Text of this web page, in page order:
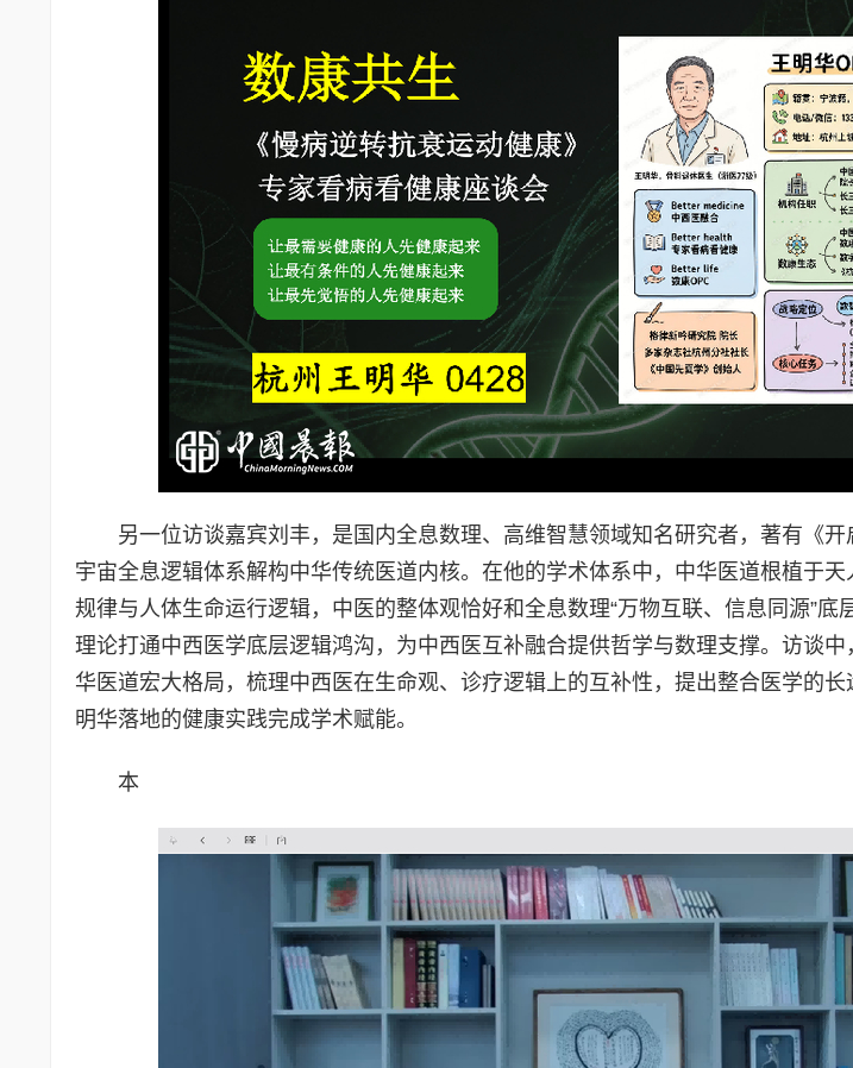
另一位访谈嘉宾刘丰，是国内全息数理、高维智慧领域知名研究者，著有《
宇宙全息逻辑体系解构中华传统医道内核。在他的学术体系中，中华医道根植于
规律与人体生命运行逻辑，中医的整体观恰好和全息数理“万物互联、信息同源”底
理论打通中西医学底层逻辑鸿沟，为中西医互补融合提供哲学与数理支撑。访谈
华医道宏大格局，梳理中西医在生命观、诊疗逻辑上的互补性，提出整合医学的
明华落地的健康实践完成学术赋能。
本